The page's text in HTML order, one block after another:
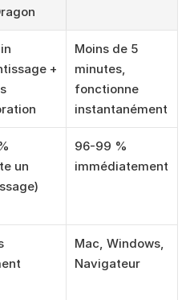
+
Moins de 5
minutes,
fonctionne
instantanément
un
96-99 %
immédiatement
Mac, Windows,
Navigateur